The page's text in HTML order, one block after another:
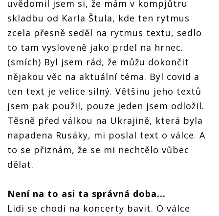
uvědomil jsem si, že mám v kompjůtru
skladbu od Karla Štula, kde ten rytmus
zcela přesně seděl na rytmus textu, sedlo
to tam vysloveně jako prdel na hrnec.
(smích) Byl jsem rád, že můžu dokončit
nějakou věc na aktuální téma. Byl covid a
ten text je velice silný. Většinu jeho textů
jsem pak použil, pouze jeden jsem odložil.
Těsně před válkou na Ukrajině, která byla
napadena Rusáky, mi poslal text o válce. A
to se přiznám, že se mi nechtělo vůbec
dělat.
Není na to asi ta správná doba...
Lidi se chodí na koncerty bavit. O válce